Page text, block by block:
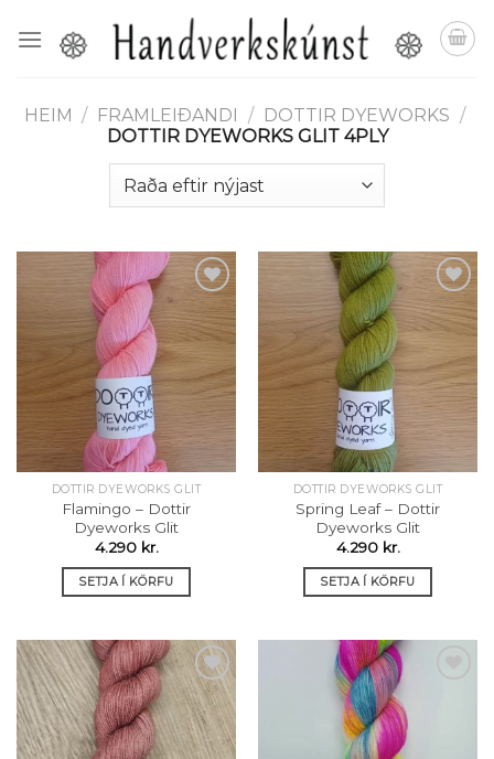
HEIM / FRAMLEIÐANDI / DOTTIR DYEWORKS /
DOTTIR DYEWORKS GLIT 4PLY
Setja á
óskalista
DOTTIR DYEWORKS GLIT
Flamingo – Dottir
Dyeworks Glit
4.290 kr.
SETJA Í KÖRFU
Setja á
óskalista
DOTTIR DYEWORKS GLIT
Spring Leaf – Dottir
Dyeworks Glit
4.290 kr.
SETJA Í KÖRFU
Setja á
óskalista